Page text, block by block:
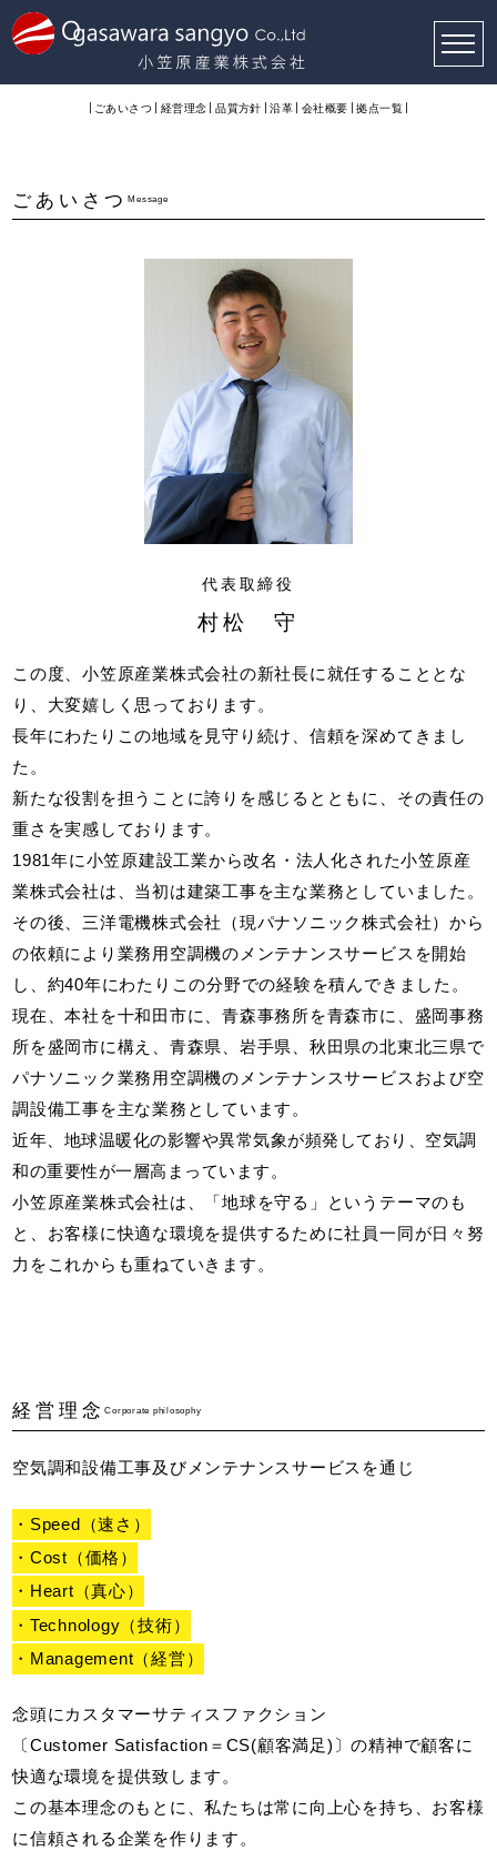
ごあいさつ 経営理念 品質方針 沿革 会社概要 拠点一覧
ごあいさつMessage
代表取締役
村松 守
この度、小笠原産業株式会社の新社長に就任することとな
り、大変嬉しく思っております。
長年にわたりこの地域を見守り続け、信頼を深めてきまし
た。
新たな役割を担うことに誇りを感じるとともに、その責任の
重さを実感しております。
1981年に小笠原建設工業から改名・法人化された小笠原産
業株式会社は、当初は建築工事を主な業務としていました。
その後、三洋電機株式会社（現パナソニック株式会社）から
の依頼により業務用空調機のメンテナンスサービスを開始
し、約40年にわたりこの分野での経験を積んできました。
現在、本社を十和田市に、青森事務所を青森市に、盛岡事務
所を盛岡市に構え、青森県、岩手県、秋田県の北東北三県で
パナソニック業務用空調機のメンテナンスサービスおよび空
調設備工事を主な業務としています。
近年、地球温暖化の影響や異常気象が頻発しており、空気調
和の重要性が一層高まっています。
小笠原産業株式会社は、「地球を守る」というテーマのも
と、お客様に快適な環境を提供するために社員一同が日々努
力をこれからも重ねていきます。
経営理念Corporate philosophy
空気調和設備工事及びメンテナンスサービスを通じ
・Speed（速さ）
・Cost（価格）
・Heart（真心）
・Technology（技術）
・Management（経営）
念頭にカスタマーサティスファクション
〔Customer Satisfaction＝CS(顧客満足)〕の精神で顧客に
快適な環境を提供致します。
この基本理念のもとに、私たちは常に向上心を持ち、お客様
に信頼される企業を作ります。